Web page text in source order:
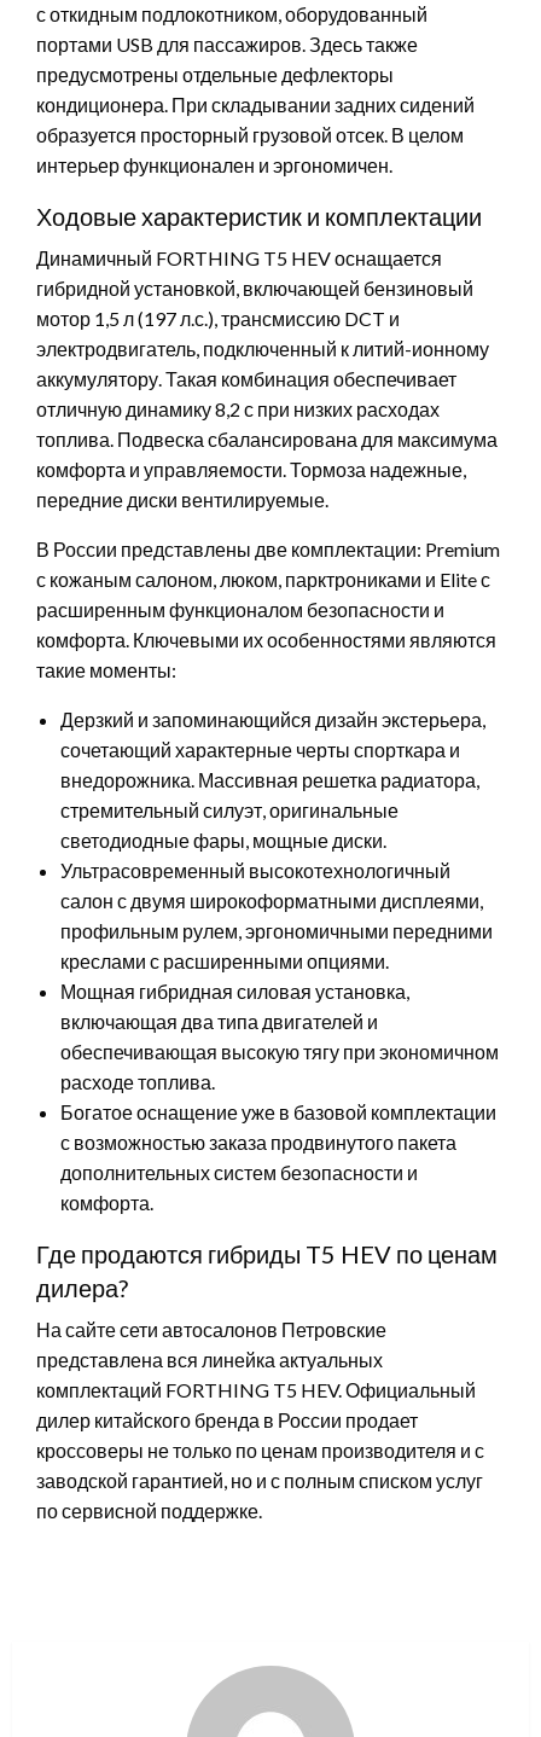
с откидным подлокотником, оборудованный
портами USB для пассажиров. Здесь также
предусмотрены отдельные дефлекторы
кондиционера. При складывании задних сидений
образуется просторный грузовой отсек. В целом
интерьер функционален и эргономичен.
Ходовые характеристик и комплектации
Динамичный FORTHING T5 HEV оснащается
гибридной установкой, включающей бензиновый
мотор 1,5 л (197 л.с.), трансмиссию DCT и
электродвигатель, подключенный к литий-ионному
аккумулятору. Такая комбинация обеспечивает
отличную динамику 8,2 с при низких расходах
топлива. Подвеска сбалансирована для максимума
комфорта и управляемости. Тормоза надежные,
передние диски вентилируемые.
В России представлены две комплектации: Premium
с кожаным салоном, люком, парктрониками и Elite с
расширенным функционалом безопасности и
комфорта. Ключевыми их особенностями являются
такие моменты:
Дерзкий и запоминающийся дизайн экстерьера,
сочетающий характерные черты спорткара и
внедорожника. Массивная решетка радиатора,
стремительный силуэт, оригинальные
светодиодные фары, мощные диски.
Ультрасовременный высокотехнологичный
салон с двумя широкоформатными дисплеями,
профильным рулем, эргономичными передними
креслами с расширенными опциями.
Мощная гибридная силовая установка,
включающая два типа двигателей и
обеспечивающая высокую тягу при экономичном
расходе топлива.
Богатое оснащение уже в базовой комплектации
с возможностью заказа продвинутого пакета
дополнительных систем безопасности и
комфорта.
Где продаются гибриды T5 HEV по ценам
дилера?
На сайте сети автосалонов Петровские
представлена вся линейка актуальных
комплектаций FORTHING T5 HEV. Официальный
дилер китайского бренда в России продает
кроссоверы не только по ценам производителя и с
заводской гарантией, но и с полным списком услуг
по сервисной поддержке.